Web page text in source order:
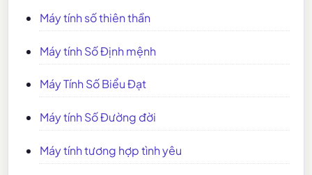
Máy tính số thiên thần
Máy tính Số Định mệnh
Máy Tính Số Biểu Đạt
Máy tính Số Đường đời
Máy tính tương hợp tình yêu